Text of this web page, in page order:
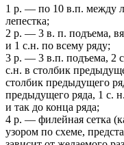
1 р. — по 10 в.п. между
лепестка;
2 р. — 3 в. п. подъема,
и 1 с.н. по всему ряду;
3 р. — 3 в.п. подъема, 2
с.н. в столбик
столбик предыдущего
предыдущего ряда, 1 с.
и так до конца ряда;
4 р. — филейная сетка
узором по схеме,